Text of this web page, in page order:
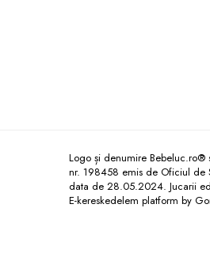
Gyerek rollerek
Kerti játékok
Gyerekhinták
Logo și denumire Bebeluc.ro®
nr. 198458 emis de Oficiul de
data de 28.05.2024. Jucarii
E-kereskedelem platform by